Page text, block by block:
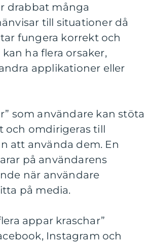
drabbat många
till situationer då
fungera korrekt och
ha flera orsaker,
applikationer eller
som användare kan stöta
och omdirigeras till
att använda dem. En
på användarens
när användare
på media.
appar kraschar”
Instagram och